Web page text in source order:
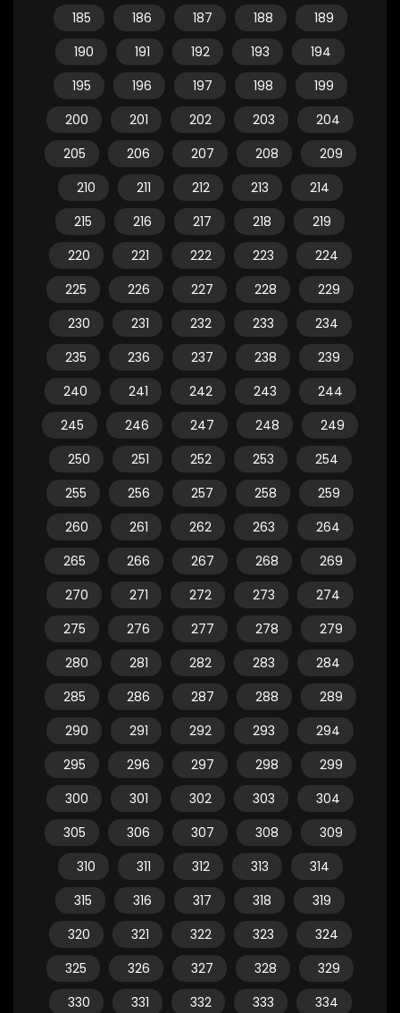
185
186 187 188
189
190
191 192 193
194
195
196 197 198
199
200
201 202 203
204
205
206 207 208
209
210
211 212 213
214
215
216 217 218
219
220
221 222 223
224
225
226 227 228
229
230
231 232 233
234
235
236 237 238
239
240
241 242 243
244
245
246 247 248
249
250
251 252 253
254
255
256 257 258
259
260
261 262 263
264
265
266 267 268
269
270
271 272 273
274
275
276 277 278
279
280
281 282 283
284
285
286 287 288
289
290
291 292 293
294
295
296 297 298
299
300
301 302 303
304
305
306 307 308
309
310
311 312 313
314
315
316 317 318
319
320
321 322 323
324
325
326 327 328
329
330
331 332 333
334